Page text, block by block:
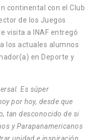
continental con el Club
de los Juegos
visita a INAF entregó
los actuales alumnos
en Deporte y
Es súper
por hoy, desde que
tan desconocido de si
y Parapanamericanos
unidad e inspiración